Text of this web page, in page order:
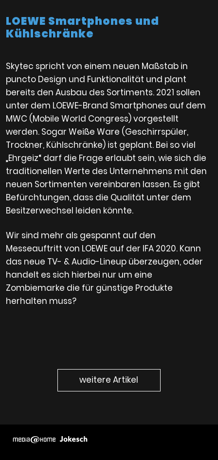
LOEWE Smartphones und
Kühlschränke
Skytec spricht von einem neuen Maßstab in
puncto Design und Funktionalität und plant
bereits den Ausbau des Sortiments. 2021 sollen
unter dem LOEWE-Brand Smartphones auf dem
MWC (Mobile World Congress) vorgestellt
werden. Sogar Weiße Ware (Geschirrspüler,
Trockner, Kühlschränke) ist geplant. Bei so viel
„Ehrgeiz“ darf die Frage erlaubt sein, wie sich die
traditionellen Werte des Unternehmens mit den
neuen Sortimenten vereinbaren lassen. Es gibt
Befürchtungen, dass die Qualität unter dem
Besitzerwechsel leiden könnte.
Wir sind mehr als gespannt auf den
Messeauftritt von LOEWE auf der IFA 2020. Kann
das neue TV- & Audio-Lineup überzeugen, oder
handelt es sich hierbei nur um eine
Zombiemarke die für günstige Produkte
herhalten muss?
weitere Artikel